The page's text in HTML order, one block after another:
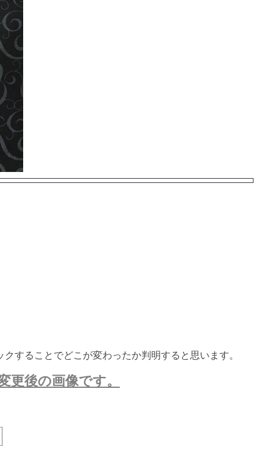
することでどこが変わったか判明すると思います。
更後の画像です。